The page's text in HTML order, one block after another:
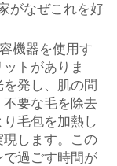
がなぜこれを好
機器を使用す
トがありま
発し、肌の問
要な毛を除去
毛包を加熱し
します。この
過ごす時間が